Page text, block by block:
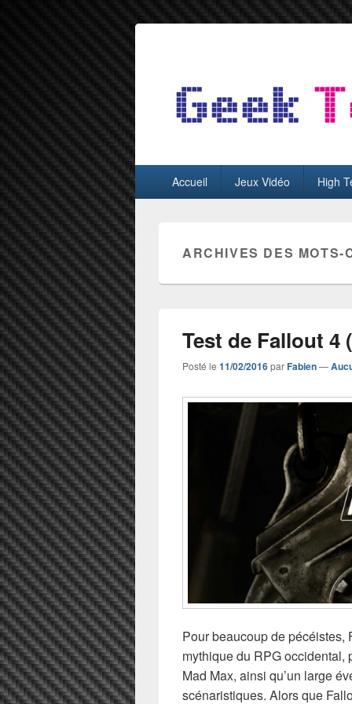
GeekTest
principalAccueil Jeux Vidéo High
ARCHIVES DES MOTS-
Test de Fallout 4
Posté le 11/02/2016parFabien—
Pour beaucoup de pécéistes,
mythique du RPG
Mad Max, ainsi qu’un large
scénaristiques. Alors que